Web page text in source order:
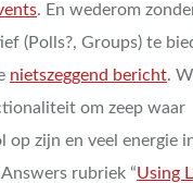
. En wederom
(Polls?, Groups) te
nietszeggend bericht.
om zeep waar
op zijn en veel energie
rubriek “Using